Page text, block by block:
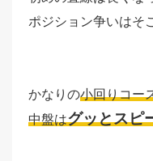
ポジション争いはそ
かなりの小回りコー
中盤はグッとスピ